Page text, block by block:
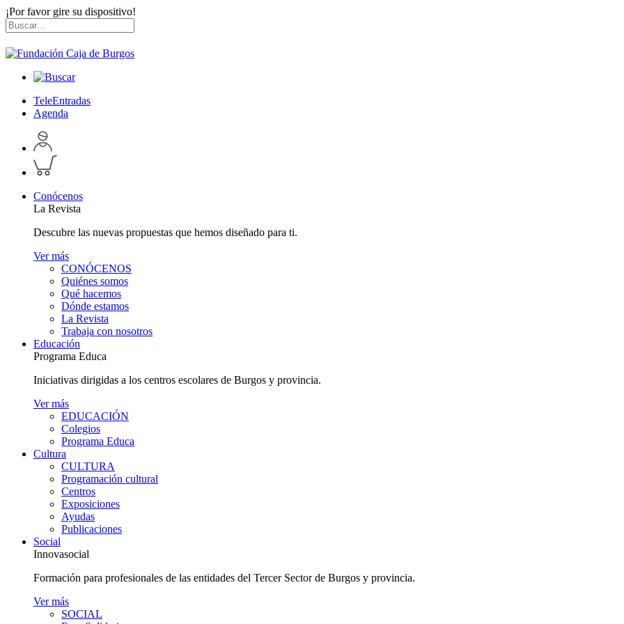
¡Por favor gire su dispositivo!
Skip
to
content
Buscar
por:
TeleEntradas
Agenda
Acceder
a
perfil
personal
Inspeccionar
carrito
Conócenos
La Revista
Descubre las nuevas propuestas que hemos diseñado para ti.
Ver más
CONÓCENOS
Quiénes somos
Qué hacemos
Dónde estamos
La Revista
Trabaja con nosotros
Educación
Programa Educa
Iniciativas dirigidas a los centros escolares de Burgos y provincia.
Ver más
EDUCACIÓN
Colegios
Programa Educa
Cultura
CULTURA
Programación cultural
Centros
Exposiciones
Ayudas
Publicaciones
Social
Innovasocial
Formación para profesionales de las entidades del Tercer Sector de Burgos y provincia.
Ver más
SOCIAL